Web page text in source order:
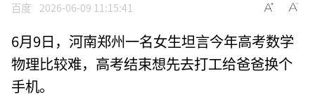
百度 2026-06-09 11:15:41
6月9日，河南郑州一名女生坦言今年高考数学
物理比较难，高考结束想先去打工给爸爸换个
手机。‌‌